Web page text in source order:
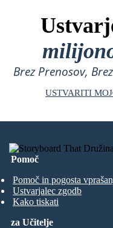
Brez Prenosov,
USTVARITI
Pomoč
Pomoč in pogosta
Ustvarjalec zgodb
Kako tiskati
za Učitelje